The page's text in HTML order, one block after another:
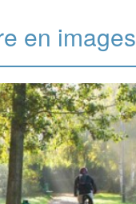
en images